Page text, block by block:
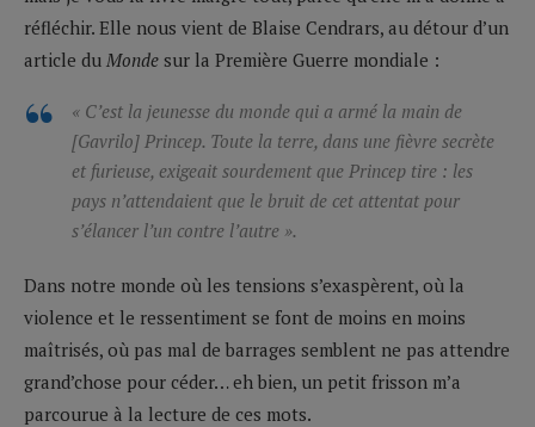
réfléchir. Elle nous vient de Blaise Cendrars, au détour d’un
article du Monde sur la Première Guerre mondiale :
« C’est la jeunesse du monde qui a armé la main de
[Gavrilo] Princep. Toute la terre, dans une fièvre secrète
et furieuse, exigeait sourdement que Princep tire : les
pays n’attendaient que le bruit de cet attentat pour
s’élancer l’un contre l’autre ».
Dans notre monde où les tensions s’exaspèrent, où la
violence et le ressentiment se font de moins en moins
maîtrisés, où pas mal de barrages semblent ne pas attendre
grand’chose pour céder… eh bien, un petit frisson m’a
parcourue à la lecture de ces mots.